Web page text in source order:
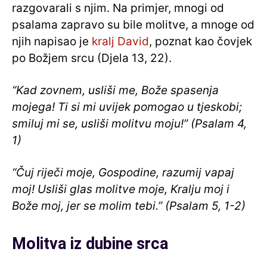
razgovarali s njim. Na primjer, mnogi od
psalama zapravo su bile molitve, a mnoge od
njih napisao je kralj David, poznat kao čovjek
po Božjem srcu (Djela 13, 22).
“Kad zovnem, usliši me, Bože spasenja
mojega! Ti si mi uvijek pomogao u tjeskobi;
smiluj mi se, usliši molitvu moju!” (Psalam 4,
1)
“Čuj riječi moje, Gospodine, razumij vapaj
moj! Usliši glas molitve moje, Kralju moj i
Bože moj, jer se molim tebi.” (Psalam 5, 1-2)
Molitva iz dubine srca